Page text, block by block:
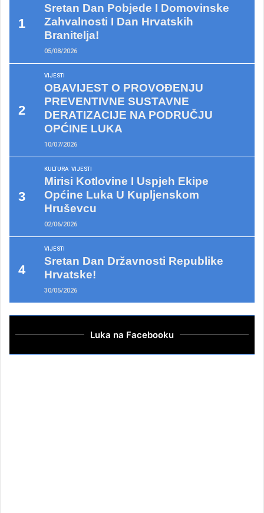
Sretan Dan Pobjede I Domovinske
Zahvalnosti I Dan Hrvatskih
Branitelja!
05/08/2026
VIJESTI
OBAVIJEST O PROVOĐENJU
PREVENTIVNE SUSTAVNE
DERATIZACIJE NA PODRUČJU
OPĆINE LUKA
10/07/2026
KULTURA VIJESTI
Mirisi Kotlovine I Uspjeh Ekipe
Općine Luka U Kupljenskom
Hruševcu
02/06/2026
VIJESTI
Sretan Dan Državnosti Republike
Hrvatske!
30/05/2026
Luka na Facebooku